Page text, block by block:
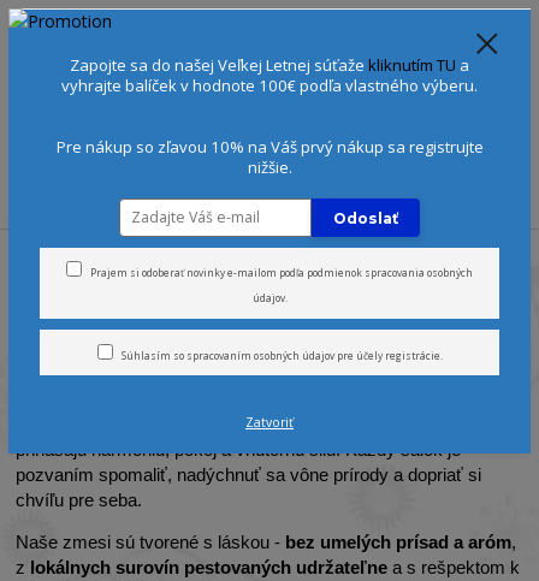
EUR
+421 905 378 103 (Po-Ne, 9-21 hod.)
Úvod Čaje
Ajurvédske čaje a bylinné
zmesi
ajurvédskych čajov
prinášajú harmóniu, pokoj a vnútornú silu. Každý šálok je
pozvaním spomaliť, nadýchnuť sa vône prírody a dopriať si
chvíľu pre seba.
Naše zmesi sú tvorené s láskou - bez umelých prísad a aróm,
z lokálnych surovín pestovaných udržateľne a s rešpektom k
Zapojte sa do našej Veľkej Letnej súťaže kliknutím TU a
vyhrajte balíček v hodnote 100€ podľa vlastného výberu.
Pre nákup so zľavou 10% na Váš prvý nákup sa registrujte
nižšie.
Odoslať
Prajem si odoberať novinky e-mailom podľa podmienok spracovania osobných
údajov.
Súhlasím so spracovaním osobných údajovpre účely registrácie.
Zatvoriť